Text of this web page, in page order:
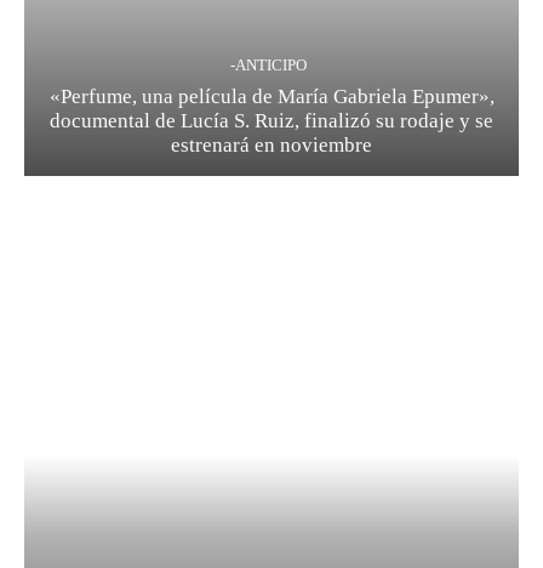
-ANTICIPO
«Perfume, una película de María Gabriela Epumer»,
documental de Lucía S. Ruiz, finalizó su rodaje y se
estrenará en noviembre